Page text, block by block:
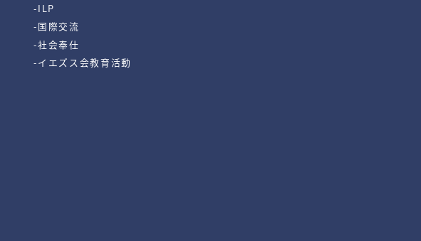
-ILP
-国際交流
-社会奉仕
-イエズス会教育活動